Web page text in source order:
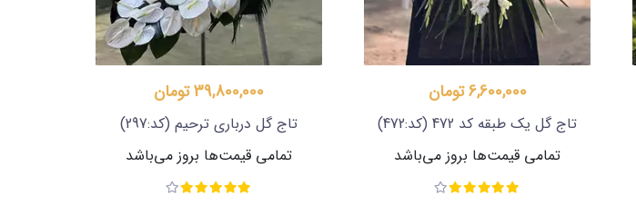
6,600,000 تومان
تاج گل یک طبقه کد 472
(کد:472)
تمامی قیمت‌ها بروز می‌باشد
39,800,000 تومان
تاج گل درباری ترحیم (کد:297)
تمامی قیمت‌ها بروز می‌باشد